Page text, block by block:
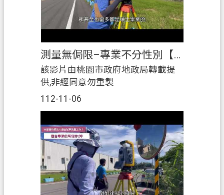
測量無侷限–專業不分性別【蘆竹地政CEDAW案例宣導】
112-11-06
該影片由桃園市政府地政局轉載提
供,非經同意勿重製